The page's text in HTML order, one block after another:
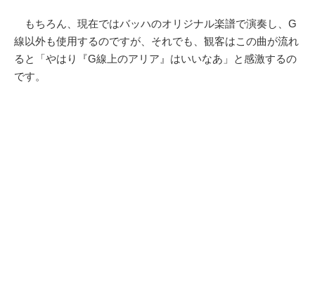
もちろん、現在ではバッハのオリジナル楽譜で演奏し、G
線以外も使用するのですが、それでも、観客はこの曲が流れ
ると「やはり『G線上のアリア』はいいなあ」と感激するの
です。